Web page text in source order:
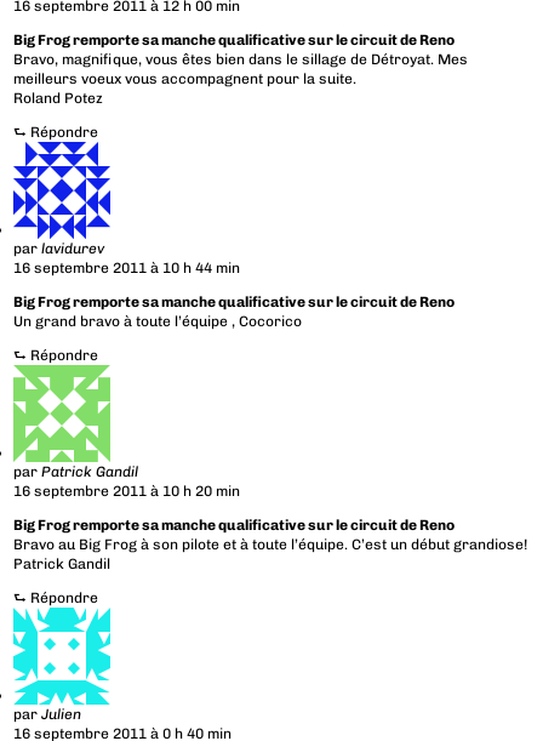
16 septembre 2011 à 12 h 00 min
Big Frog remporte sa manche qualificative sur le circuit de Reno
Bravo, magnifique, vous êtes bien dans le sillage de Détroyat. Mes
meilleurs voeux vous accompagnent pour la suite.
Roland Potez
⮑ Répondre
parlavidurev
16 septembre 2011 à 10 h 44 min
Big Frog remporte sa manche qualificative sur le circuit de Reno
Un grand bravo à toute l’équipe , Cocorico
⮑ Répondre
parPatrick Gandil
16 septembre 2011 à 10 h 20 min
Big Frog remporte sa manche qualificative sur le circuit de Reno
Bravo au Big Frog à son pilote et à toute l’équipe. C’est un début grandiose!
Patrick Gandil
⮑ Répondre
parJulien
16 septembre 2011 à 0 h 40 min